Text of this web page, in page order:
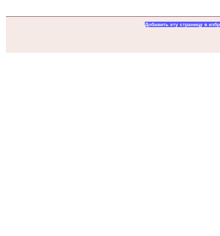
Добавить эту страницу в